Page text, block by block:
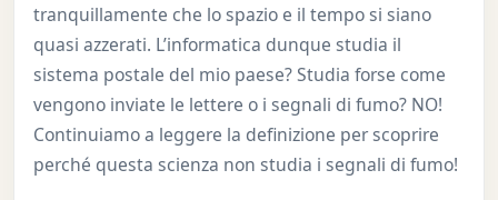
tranquillamente che lo spazio e il tempo si siano
quasi azzerati. L’informatica dunque studia il
sistema postale del mio paese? Studia forse come
vengono inviate le lettere o i segnali di fumo? NO!
Continuiamo a leggere la definizione per scoprire
perché questa scienza non studia i segnali di fumo!